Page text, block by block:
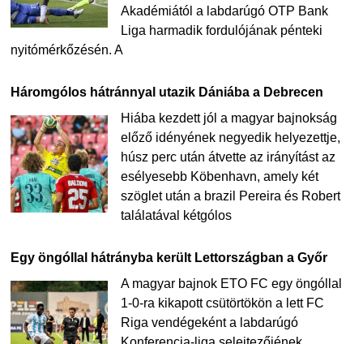
Akadémiától a labdarúgó OTP Bank
Liga harmadik fordulójának pénteki
nyitómérkőzésén. A
Háromgólos hátránnyal utazik Dániába a Debrecen
Hiába kezdett jól a magyar bajnokság
előző idényének negyedik helyezettje,
húsz perc után átvette az irányítást az
esélyesebb Köbenhavn, amely két
szöglet után a brazil Pereira és Robert
találatával kétgólos
Egy öngóllal hátrányba került Lettországban a Győr
A magyar bajnok ETO FC egy öngóllal
1-0-ra kikapott csütörtökön a lett FC
Riga vendégeként a labdarúgó